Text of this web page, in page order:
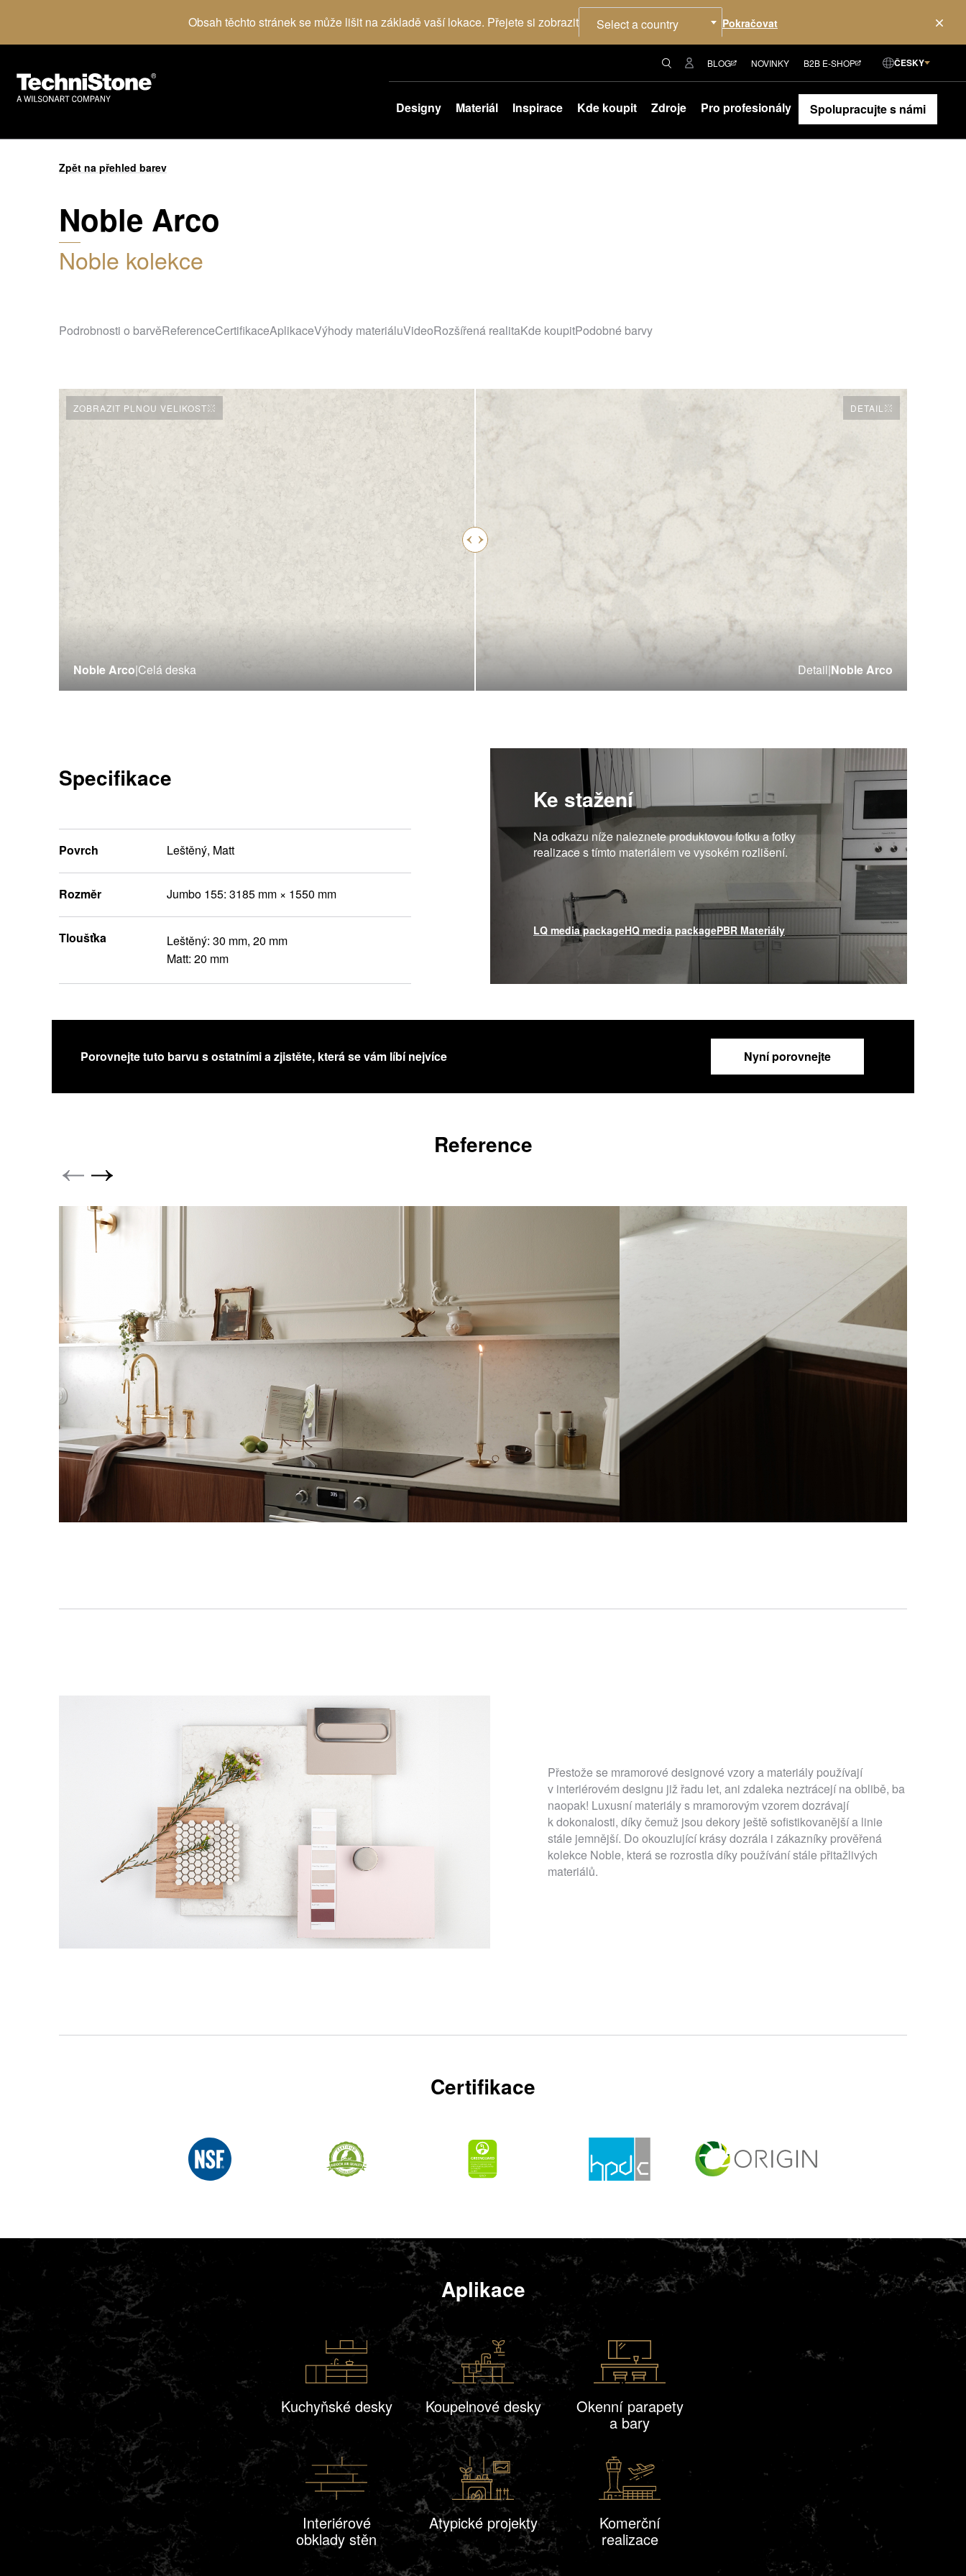
Obsah těchto stránek se může lišit na základě vaší lokace. Přejete si zobrazit Select a country
BLOG NOVINKY B2B E-SHOP ČESKY
Designy Materiál Inspirace Kde koupit Zdroje Pro profesionály Spolupracujte s námi
Zpět na přehled barev
Noble Arco
Noble kolekce
Podrobnosti o barvěReferenceCertifikaceAplikaceVýhody materiáluVideoRozšířená realitaKde koupitPodobné barvy
ZOBRAZIT PLNOU VELIKOST
Noble Arco|Celá deska
DETAIL
Detail|Noble Arco
Specifikace
Povrch Leštěný, Matt
Rozměr Jumbo 155: 3185 mm × 1550 mm
Tloušťka
Leštěný: 30 mm, 20 mm
Matt: 20 mm
Ke stažení
Na odkazu níže naleznete produktovou fotku a fotky
realizace s tímto materiálem ve vysokém rozlišení.
LQ media packageHQ media packagePBR Materiály
Porovnejte tuto barvu s ostatními a zjistěte, která se vám líbí nejvíce Nyní porovnejte
Reference
Přestože se mramorové designové vzory a materiály používají
v interiérovém designu již řadu let, ani zdaleka neztrácejí na oblibě, ba
naopak! Luxusní materiály s mramorovým vzorem dozrávají
k dokonalosti, díky čemuž jsou dekory ještě sofistikovanější a linie
stále jemnější. Do okouzlující krásy dozrála i zákazníky prověřená
kolekce Noble, která se rozrostla díky používání stále přitažlivých
materiálů.
Certifikace
Aplikace
Kuchyňské desky Koupelnové desky Okenní parapety
a bary
Interiérové
obklady stěn
Atypické projekty Komerční
realizace